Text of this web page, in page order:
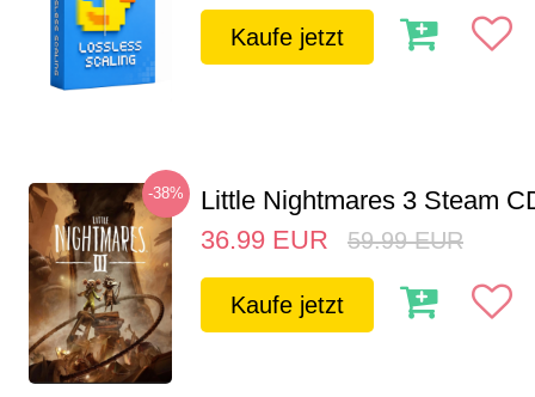
Kaufe jetzt
-38%
Little Nightmares 3 Steam
36.99 EUR 59.99 EUR
Kaufe jetzt